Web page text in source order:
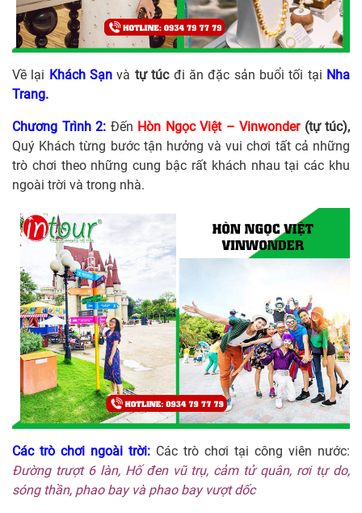
Về lại Khách Sạn và tự túcđi ăn đặc sản buổi tối tại Nha
Trang.
Chương Trình 2: Đến Hòn Ngọc Việt – Vinwonder(tự túc),
Quý Khách từng bước tận hưởng và vui chơi tất cả những
trò chơi theo những cung bậc rất khách nhau tại các khu
ngoài trời và trong nhà.
Các trò chơi ngoài trời: Các trò chơi tại công viên nước:
Đường trượt 6 làn, Hố đen vũ trụ, cảm tử quân, rơi tự do,
sóng thần, phao bay và phao bay vượt dốc